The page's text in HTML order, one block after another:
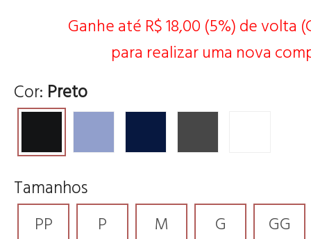
Ganhe até R$ 18,00 (5%) de volta
para realizar uma nova
Cor: Preto
Tamanhos
PP P M G GG